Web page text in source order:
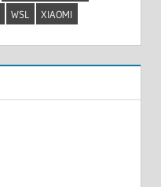
WSL XIAOMI